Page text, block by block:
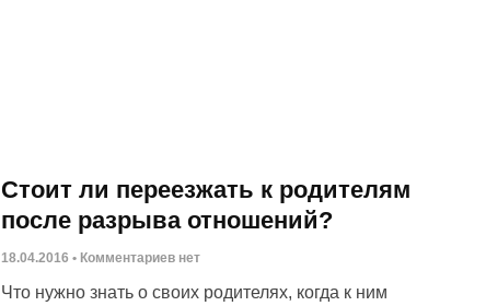
Стоит ли переезжать к родителям
после разрыва отношений?
18.04.2016 Комментариев нет
Что нужно знать о своих родителях, когда к ним